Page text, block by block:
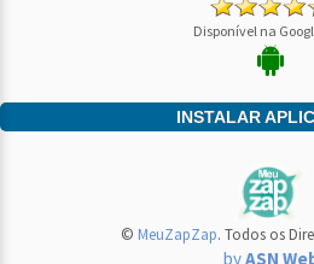
Disponível na
INSTALAR
© MeuZapZap. Todos os
byASN